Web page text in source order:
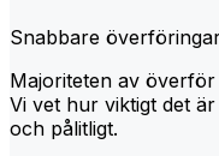
Snabbare
Majoriteten av överför
Vi vet hur viktigt det
och pålitligt.